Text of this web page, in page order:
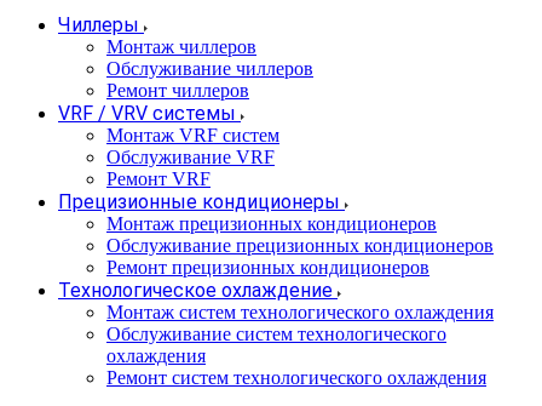
Чиллеры
Монтаж чиллеров
Обслуживание чиллеров
Ремонт чиллеров
VRF / VRV системы
Монтаж VRF систем
Обслуживание VRF
Ремонт VRF
Прецизионные кондиционеры
Монтаж прецизионных кондиционеров
Обслуживание прецизионных кондиционеров
Ремонт прецизионных кондиционеров
Технологическое охлаждение
Монтаж систем технологического охлаждения
Обслуживание систем технологического
охлаждения
Ремонт систем технологического охлаждения